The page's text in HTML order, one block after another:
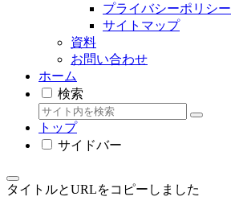
プライバシーポリシー
サイトマップ
資料
お問い合わせ
ホーム
検索
トップ
サイドバー
タイトルとURLをコピーしました